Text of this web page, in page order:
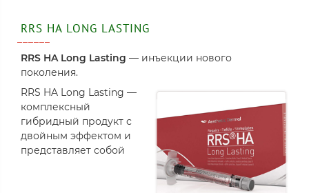
RRS HA LONG LASTING
RRS HA Long Lasting — инъекции нового
поколения.
RRS HA Long Lasting —
комплексный
гибридный продукт с
двойным эффектом и
представляет собой